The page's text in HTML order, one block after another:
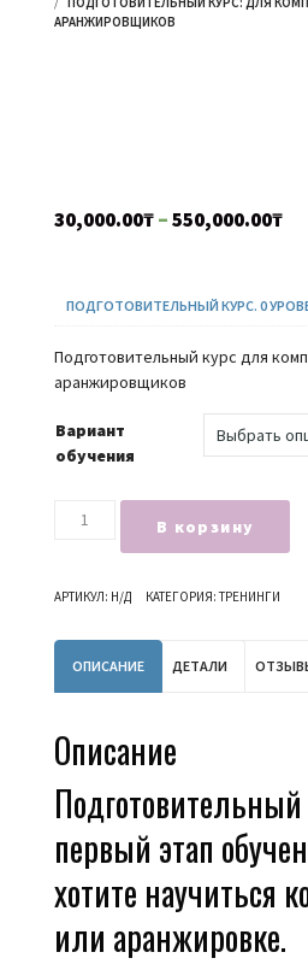
АРАНЖИРОВЩИКОВ
30,000.00₸–550,000.00₸
–
ПОДГОТОВИТЕЛЬНЫЙ КУРС. 0
Подготовительный курс для
аранжировщиков
Вариант
обучения
Количество
курс:
композиторов
аранжировщиков
В корзину
АРТИКУЛ: Н/Д КАТЕГОРИЯ:ТРЕНИНГИ
ОПИСАНИЕ ДЕТАЛИ
Описание
Подготовительный
первый этап
хотите научиться
или аранжировке.